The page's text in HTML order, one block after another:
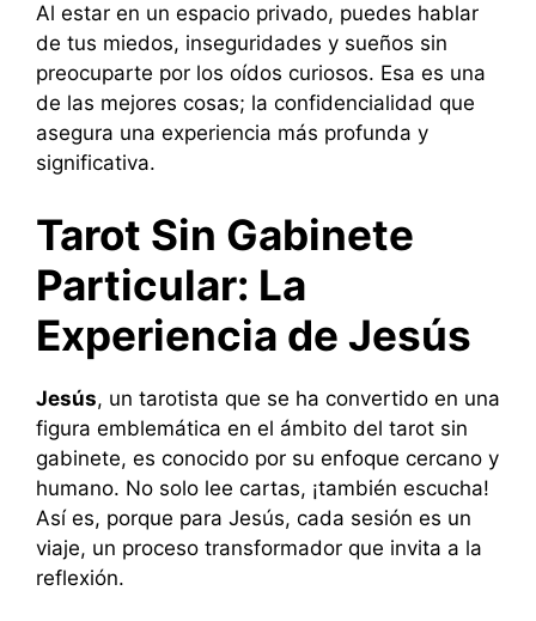
Al estar en un espacio privado, puedes hablar
de tus miedos, inseguridades y sueños sin
preocuparte por los oídos curiosos. Esa es una
de las mejores cosas; la confidencialidad que
asegura una experiencia más profunda y
significativa.
Tarot Sin Gabinete
Particular: La
Experiencia de Jesús
Jesús, un tarotista que se ha convertido en una
figura emblemática en el ámbito del tarot sin
gabinete, es conocido por su enfoque cercano y
humano. No solo lee cartas, ¡también escucha!
Así es, porque para Jesús, cada sesión es un
viaje, un proceso transformador que invita a la
reflexión.